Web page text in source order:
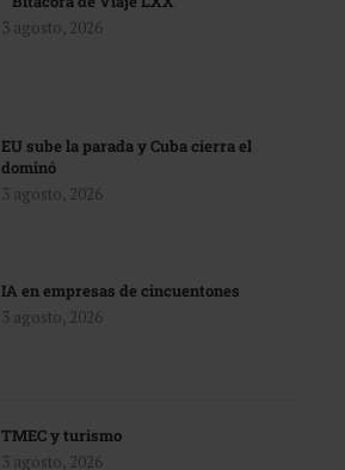
3 agosto, 2026
EU sube la parada y Cuba cierra el
dominó
3 agosto, 2026
IA en empresas de cincuentones
3 agosto, 2026
TMEC y turismo
3 agosto, 2026